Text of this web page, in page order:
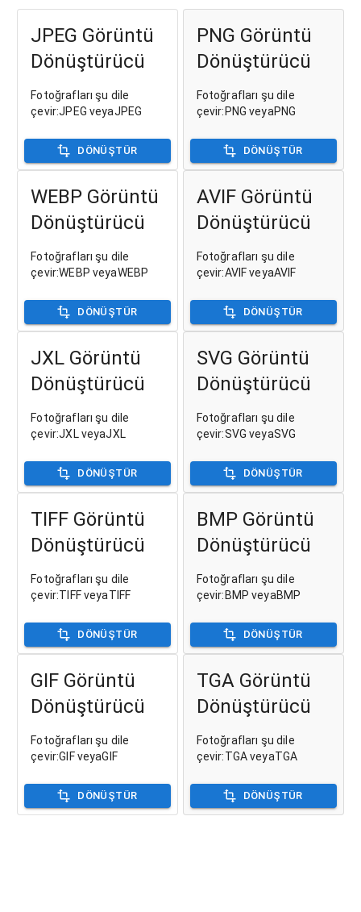
JPEG Görüntü
Dönüştürücü
Fotoğrafları şu dile
çevir:JPEG veyaJPEG
DÖNÜŞTÜR
PNG Görüntü
Dönüştürücü
Fotoğrafları şu dile
çevir:PNG veyaPNG
DÖNÜŞTÜR
WEBP Görüntü
Dönüştürücü
Fotoğrafları şu dile
çevir:WEBP veyaWEBP
DÖNÜŞTÜR
AVIF Görüntü
Dönüştürücü
Fotoğrafları şu dile
çevir:AVIF veyaAVIF
DÖNÜŞTÜR
JXL Görüntü
Dönüştürücü
Fotoğrafları şu dile
çevir:JXL veyaJXL
DÖNÜŞTÜR
SVG Görüntü
Dönüştürücü
Fotoğrafları şu dile
çevir:SVG veyaSVG
DÖNÜŞTÜR
TIFF Görüntü
Dönüştürücü
Fotoğrafları şu dile
çevir:TIFF veyaTIFF
DÖNÜŞTÜR
BMP Görüntü
Dönüştürücü
Fotoğrafları şu dile
çevir:BMP veyaBMP
DÖNÜŞTÜR
GIF Görüntü
Dönüştürücü
Fotoğrafları şu dile
çevir:GIF veyaGIF
DÖNÜŞTÜR
TGA Görüntü
Dönüştürücü
Fotoğrafları şu dile
çevir:TGA veyaTGA
DÖNÜŞTÜR